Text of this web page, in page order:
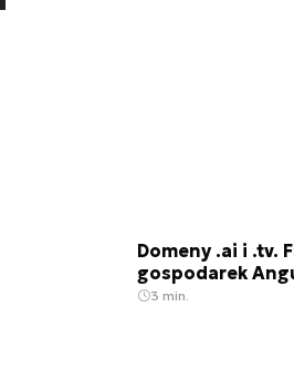
Domeny .ai i .tv.
gospodarek
3 min.